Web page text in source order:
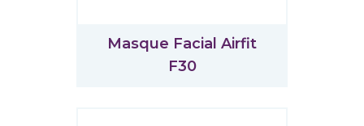
Masque Facial Airfit
F30